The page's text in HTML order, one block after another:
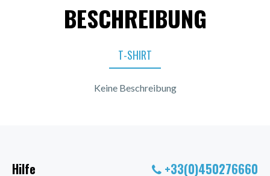
BESCHREIBUNG
T-SHIRT
Keine Beschreibung
Hilfe +33(0)450276660